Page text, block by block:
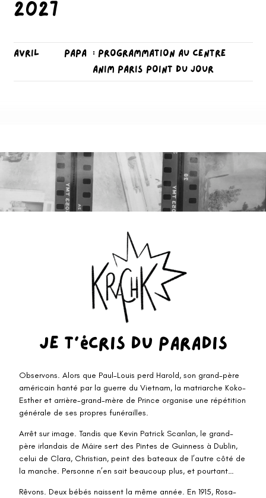
2027
avril PAPA
: Programmation au Centre
Anim Paris Point du Jour
Je t’écris du Paradis
Observons. Alors que Paul-Louis perd Harold, son grand-père
américain hanté par la guerre du Vietnam, la matriarche Koko-
Esther et arrière-grand-mère de Prince organise une répétition
générale de ses propres funérailles.
Arrêt sur image. Tandis que Kevin Patrick Scanlan, le grand-
père irlandais de Máire sert des Pintes de Guinness à Dublin,
celui de Clara, Christian, peint des bateaux de l’autre côté de
la manche. Personne n’en sait beaucoup plus, et pourtant…
Rêvons. Deux bébés naissent la même année. En 1915, Rosa-